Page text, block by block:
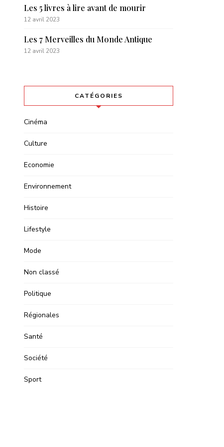
Les 5 livres à lire avant de mourir
12 avril 2023
Les 7 Merveilles du Monde Antique
12 avril 2023
CATÉGORIES
Cinéma
Culture
Economie
Environnement
Histoire
Lifestyle
Mode
Non classé
Politique
Régionales
Santé
Société
Sport